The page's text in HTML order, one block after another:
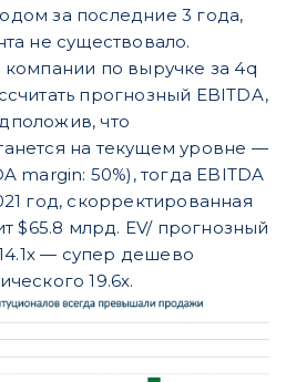
за последние 3 года,
не существовало.
по выручке за 4q
прогнозный EBITDA,
что
на текущем уровне —
margin: 50%), тогда EBITDA
год, скорректированная
$65.8 млрд. EV/ прогнозный
— супер дешево
19.6х.